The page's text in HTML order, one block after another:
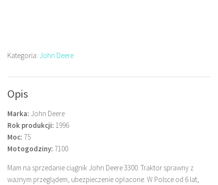
Kategoria: John Deere
Opis
Marka: John Deere
Rok produkcji: 1996
Moc: 75
Motogodziny: 7100
Mam na sprzedanie ciągnik John Deere 3300. Traktor sprawny z
ważnym przeglądem, ubezpieczenie opłacone. W Polsce od 6 lat,